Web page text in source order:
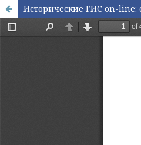
Исторические ГИС on-line: